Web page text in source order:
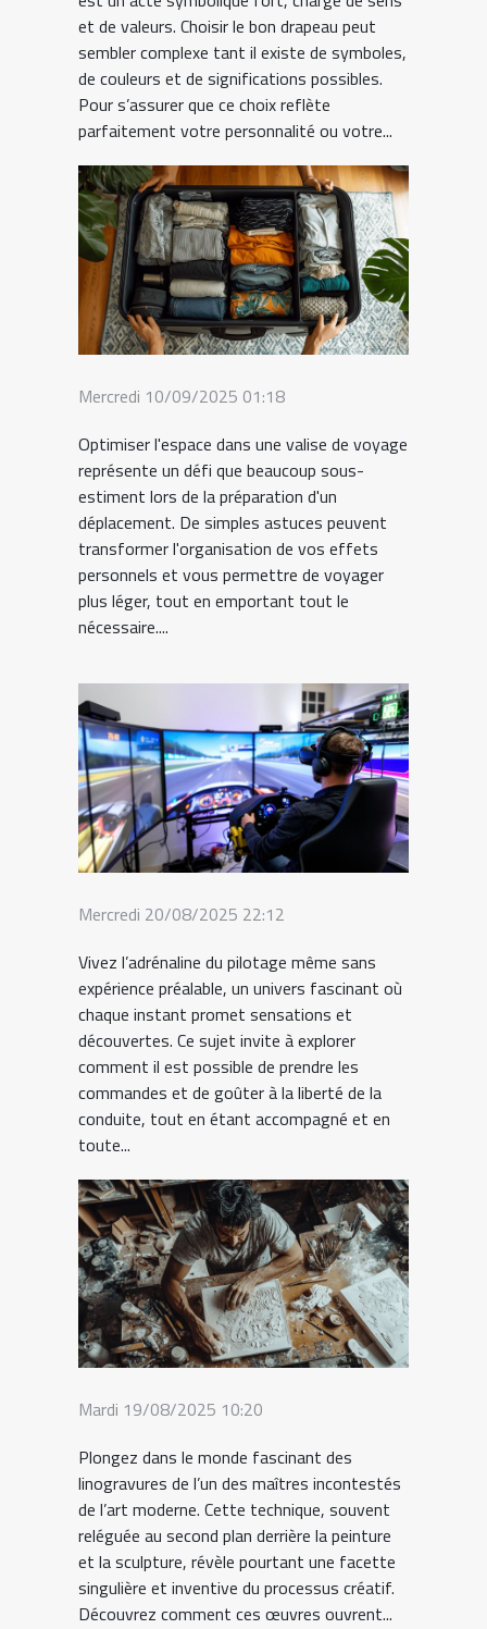
et de valeurs. Choisir le bon drapeau peut
sembler complexe tant il existe de symboles,
de couleurs et de significations possibles.
Pour s’assurer que ce choix reflète
parfaitement votre personnalité ou votre...
Mercredi 10/09/2025 01:18
Optimiser l'espace dans une valise de voyage
représente un défi que beaucoup sous-
estiment lors de la préparation d'un
déplacement. De simples astuces peuvent
transformer l'organisation de vos effets
personnels et vous permettre de voyager
plus léger, tout en emportant tout le
nécessaire....
Mercredi 20/08/2025 22:12
Vivez l’adrénaline du pilotage même sans
expérience préalable, un univers fascinant où
chaque instant promet sensations et
découvertes. Ce sujet invite à explorer
comment il est possible de prendre les
commandes et de goûter à la liberté de la
conduite, tout en étant accompagné et en
toute...
Mardi 19/08/2025 10:20
Plongez dans le monde fascinant des
linogravures de l’un des maîtres incontestés
de l’art moderne. Cette technique, souvent
reléguée au second plan derrière la peinture
et la sculpture, révèle pourtant une facette
singulière et inventive du processus créatif.
Découvrez comment ces œuvres ouvrent...